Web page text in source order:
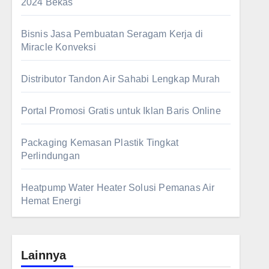
2024 Bekas
Bisnis Jasa Pembuatan Seragam Kerja di
Miracle Konveksi
Distributor Tandon Air Sahabi Lengkap Murah
Portal Promosi Gratis untuk Iklan Baris Online
Packaging Kemasan Plastik Tingkat
Perlindungan
Heatpump Water Heater Solusi Pemanas Air
Hemat Energi
Lainnya